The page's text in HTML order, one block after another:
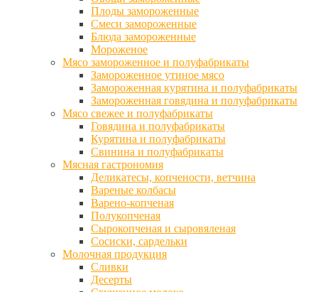
Плоды замороженные
Смеси замороженные
Блюда замороженные
Мороженое
Мясо замороженное и полуфабрикаты
Замороженное утиное мясо
Замороженная курятина и полуфабрикаты
Замороженная говядина и полуфабрикаты
Мясо свежее и полуфабрикаты
Говядина и полуфабрикаты
Курятина и полуфабрикаты
Свинина и полуфабрикаты
Мясная гастрономия
Деликатесы, копчености, ветчина
Вареные колбасы
Варено-копченая
Полукопченая
Сырокопченая и сыровяленая
Сосиски, сардельки
Молочная продукция
Сливки
Десерты